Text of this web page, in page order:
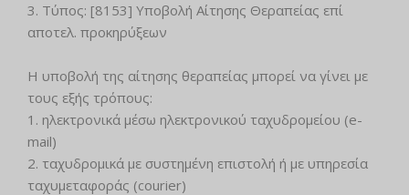
3. Τύπος: [8153] Υποβολή Αίτησης Θεραπείας επί
αποτελ. προκηρύξεων
Η υποβολή της αίτησης θεραπείας μπορεί να γίνει με
τους εξής τρόπους:
1. ηλεκτρονικά μέσω ηλεκτρονικού ταχυδρομείου (e-
mail)
2. ταχυδρομικά με συστημένη επιστολή ή με υπηρεσία
ταχυμεταφοράς (courier)